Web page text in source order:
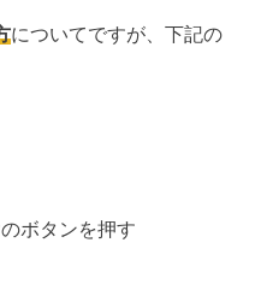
についてですが、下記の
ボタンを押す